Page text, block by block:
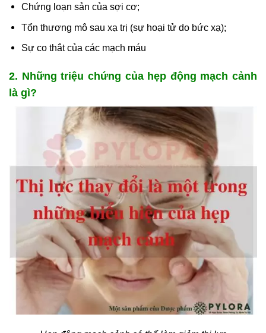
Chứng loạn sản của sợi cơ;
Tổn thương mô sau xạ trị (sự hoại tử do bức xạ);
Sự co thắt của các mạch máu
2. Những triệu chứng của hẹp động mạch cảnh
là gì?